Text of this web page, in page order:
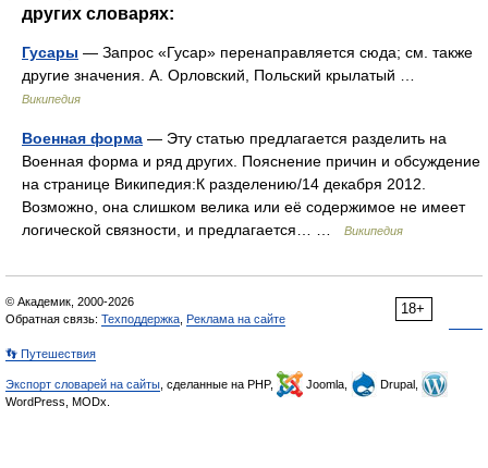
других словарях:
Гусары — Запрос «Гусар» перенаправляется сюда; см. также
другие значения. А. Орловский, Польский крылатый …
Википедия
Военная форма — Эту статью предлагается разделить на
Военная форма и ряд других. Пояснение причин и обсуждение
на странице Википедия:К разделению/14 декабря 2012.
Возможно, она слишком велика или её содержимое не имеет
логической связности, и предлагается… …
Википедия
18+
© Академик, 2000-2026
Обратная связь: Техподдержка Реклама на сайте
👣 Путешествия
Экспорт словарей на сайты , сделанные на PHP, Joomla,
Drupal,
WordPress, MODx.